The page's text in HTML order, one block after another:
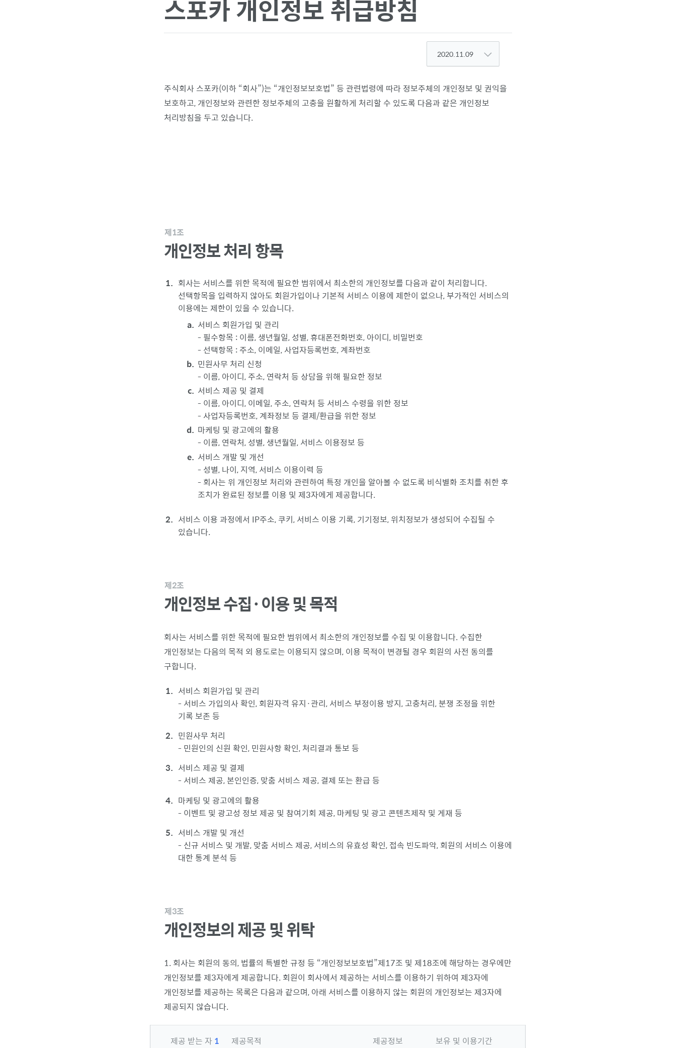
스포카 개인정보 취급방침
2020.11.09
주식회사 스포카(이하 회사 )는 개인정보보호법 등 관련법령에 따라 정보주체의 개인정보 및 권익을
보호하고, 개인정보와 관련한 정보주체의 고충을 원활하게 처리할 수 있도록 다음과 같은 개인정보
처리방침을 두고 있습니다.
제1조
개인정보 처리 항목
회사는 서비스를 위한 목적에 필요한 범위에서 최소한의 개인정보를 다음과 같이 처리합니다.
선택항목을 입력하지 않아도 회원가입이나 기본적 서비스 이용에 제한이 없으나, 부가적인 서비스의
이용에는 제한이 있을 수 있습니다.
서비스 회원가입 및 관리
- 필수항목 : 이름, 생년월일, 성별, 휴대폰전화번호, 아이디, 비밀번호
- 선택항목 : 주소, 이메일, 사업자등록번호, 계좌번호
민원사무 처리 신청
- 이름, 아이디, 주소, 연락처 등 상담을 위해 필요한 정보
서비스 제공 및 결제
- 이름, 아이디, 이메일, 주소, 연락처 등 서비스 수령을 위한 정보
- 사업자등록번호, 계좌정보 등 결제/환급을 위한 정보
마케팅 및 광고에의 활용
- 이름, 연락처, 성별, 생년월일, 서비스 이용정보 등
서비스 개발 및 개선
- 성별, 나이, 지역, 서비스 이용이력 등
- 회사는 위 개인정보 처리와 관련하여 특정 개인을 알아볼 수 없도록 비식별화 조치를 취한 후
조치가 완료된 정보를 이용 및 제3자에게 제공합니다.
서비스 이용 과정에서 IP주소, 쿠키, 서비스 이용 기록, 기기정보, 위치정보가 생성되어 수집될 수
있습니다.
제2조
개인정보 수집·이용 및 목적
회사는 서비스를 위한 목적에 필요한 범위에서 최소한의 개인정보를 수집 및 이용합니다. 수집한
개인정보는 다음의 목적 외 용도로는 이용되지 않으며, 이용 목적이 변경될 경우 회원의 사전 동의를
구합니다.
서비스 회원가입 및 관리
- 서비스 가입의사 확인, 회원자격 유지·관리, 서비스 부정이용 방지, 고충처리, 분쟁 조정을 위한
기록 보존 등
민원사무 처리
- 민원인의 신원 확인, 민원사항 확인, 처리결과 통보 등
서비스 제공 및 결제
- 서비스 제공, 본인인증, 맞춤 서비스 제공, 결제 또는 환급 등
마케팅 및 광고에의 활용
- 이벤트 및 광고성 정보 제공 및 참여기회 제공, 마케팅 및 광고 콘텐츠제작 및 게재 등
서비스 개발 및 개선
- 신규 서비스 및 개발, 맞춤 서비스 제공, 서비스의 유효성 확인, 접속 빈도파악, 회원의 서비스 이용에
대한 통계 분석 등
제3조
개인정보의 제공 및 위탁
1. 회사는 회원의 동의, 법률의 특별한 규정 등 개인정보보호법 제17조 및 제18조에 해당하는 경우에만
개인정보를 제3자에게 제공합니다. 회원이 회사에서 제공하는 서비스를 이용하기 위하여 제3자에
개인정보를 제공하는 목록은 다음과 같으며, 아래 서비스를 이용하지 않는 회원의 개인정보는 제3자에
제공되지 않습니다.
제공 받는 자 1 제공목적 제공정보 보유 및 이용기간